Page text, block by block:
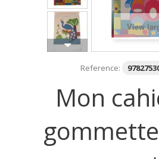
View
Reference:
Mon